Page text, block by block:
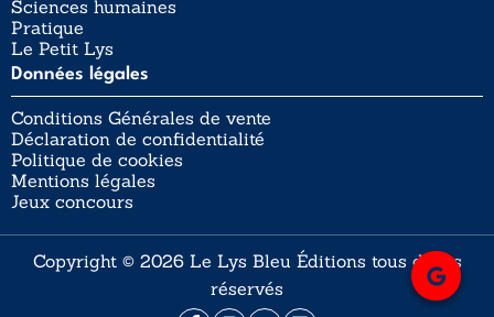
Sciences humaines
Pratique
Le Petit Lys
Données légales
Conditions Générales de vente
Déclaration de confidentialité
Politique de cookies
Mentions légales
Jeux concours
Copyright © 2026 Le Lys Bleu Éditions tous droits
réservés